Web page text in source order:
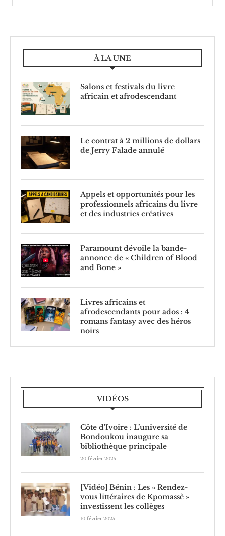
À LA UNE
Salons et festivals du livre
africain et afrodescendant
Le contrat à 2 millions de dollars
de Jerry Falade annulé
Appels et opportunités pour les
professionnels africains du livre
et des industries créatives
Paramount dévoile la bande-
annonce de « Children of Blood
and Bone »
Livres africains et
afrodescendants pour ados : 4
romans fantasy avec des héros
noirs
VIDÉOS
Côte d’Ivoire : L’université de
Bondoukou inaugure sa
bibliothèque principale
20 février 2025
[Vidéo] Bénin : Les « Rendez-
vous littéraires de Kpomassè »
investissent les collèges
10 février 2025